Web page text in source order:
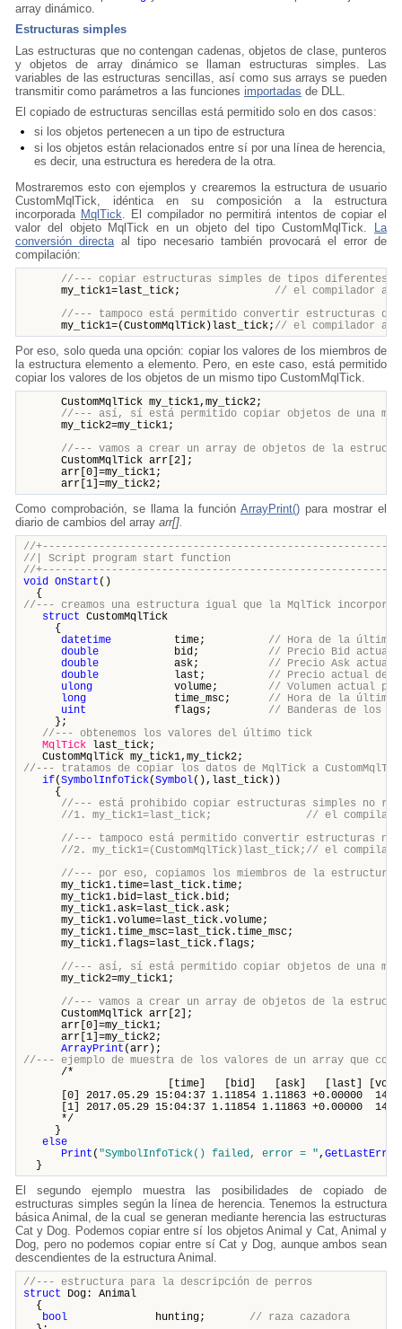
array dinámico.
Estructuras simples
Las estructuras que no contengan cadenas, objetos de clase, punteros
y objetos de array dinámico se llaman estructuras simples. Las
variables de las estructuras sencillas, así como sus arrays se pueden
transmitir como parámetros a las funciones importadas de DLL.
El copiado de estructuras sencillas está permitido solo en dos casos:
si los objetos pertenecen a un tipo de estructura
si los objetos están relacionados entre sí por una línea de herencia,
es decir, una estructura es heredera de la otra.
Mostraremos esto con ejemplos y crearemos la estructura de usuario
CustomMqlTick, idéntica en su composición a la estructura
incorporada MqlTick. El compilador no permitirá intentos de copiar el
valor del objeto MqlTick en un objeto del tipo CustomMqlTick.
La
conversión directaal tipo necesario también provocará el error de
compilación:
//--- copiar estructuras simples de tipos diferentes
my_tick1=last_tick; // el compilador
//--- tampoco está permitido convertir estructuras
my_tick1=(CustomMqlTick)last_tick; // el compilador
Por eso, solo queda una opción: copiar los valores de los miembros de
la estructura elemento a elemento. Pero, en este caso, está permitido
copiar los valores de los objetos de un mismo tipo CustomMqlTick.
CustomMqlTick my_tick1,my_tick2;
//--- así, sí está permitido copiar objetos de una
my_tick2=my_tick1;
//--- vamos a crear un array de objetos de la
CustomMqlTick arr[2];
arr[0]=my_tick1;
arr[1]=my_tick2;
Como comprobación, se llama la función ArrayPrint() para mostrar el
diario de cambios del array arr[].
//
//| Script program start
//
void OnStart ()
{
//--- creamos una estructura igual que la MqlTick
struct CustomMqlTick
{
datetime time; // Hora de la última
double bid; // Precio Bid actual
double ask; // Precio Ask actual
double last; // Precio actual de
ulong volume; // Volumen actual
long time_msc; // Hora de la última
uint flags; // Banderas de
};
//--- obtenemos los valores del último tick
MqlTick last_tick;
CustomMqlTick my_tick1,my_tick2;
//--- tratamos de copiar los datos de MqlTick a
if(SymbolInfoTick(Symbol(),last_tick))
{
//--- está prohibido copiar estructuras simples no
//1. my_tick1=last_tick; // el compilador
//--- tampoco está permitido convertir estructuras no
//2. my_tick1=(CustomMqlTick)last_tick;// el
//--- por eso, copiamos los miembros de la
my_tick1.time=last_tick.time;
my_tick1.bid=last_tick.bid;
my_tick1.ask=last_tick.ask;
my_tick1.volume=last_tick.volume;
my_tick1.time_msc=last_tick.time_msc;
my_tick1.flags=last_tick.flags;
//--- así, sí está permitido copiar objetos de una
my_tick2=my_tick1;
//--- vamos a crear un array de objetos de la
CustomMqlTick arr[2];
arr[0]=my_tick1;
arr[1]=my_tick2;
ArrayPrint (arr);
//--- ejemplo de muestra de los valores de un array que
/*
[time] [bid] [ask] [last] [volume]
[0] 2017.05.29 15:04:37 1.11854 1.11863 +0.00000
[1] 2017.05.29 15:04:37 1.11854 1.11863
*/
}
else
Print ( "SymbolInfoTick() failed, error = ", GetLastError
}
El segundo ejemplo muestra las posibilidades de copiado de
estructuras simples según la línea de herencia. Tenemos la estructura
básicaAnimal , de la cual se generan mediante herencia las estructuras
Cat y Dog. Podemos copiar entre sí los objetos Animal y Cat, Animal y
Dog, pero no podemos copiar entre sí Cat y Dog, aunque ambos sean
descendientes de la estructura Animal.
//--- estructura para la descripción de perros
struct Dog: Animal
{
bool hunting; // raza cazadora